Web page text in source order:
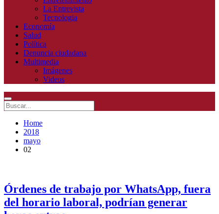
La Entrevista
Tecnologia
Economía
Salud
Política
Denuncia ciudadana
Multimedia
Imágenes
Videos
Home
2018
mayo
02
Órdenes de trabajo por WhatsApp, fuera
del horario laboral, podrían generar